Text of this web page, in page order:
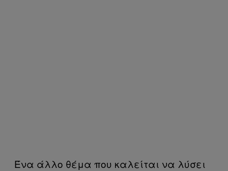
Ένα άλλο θέμα που καλείται να λύσει